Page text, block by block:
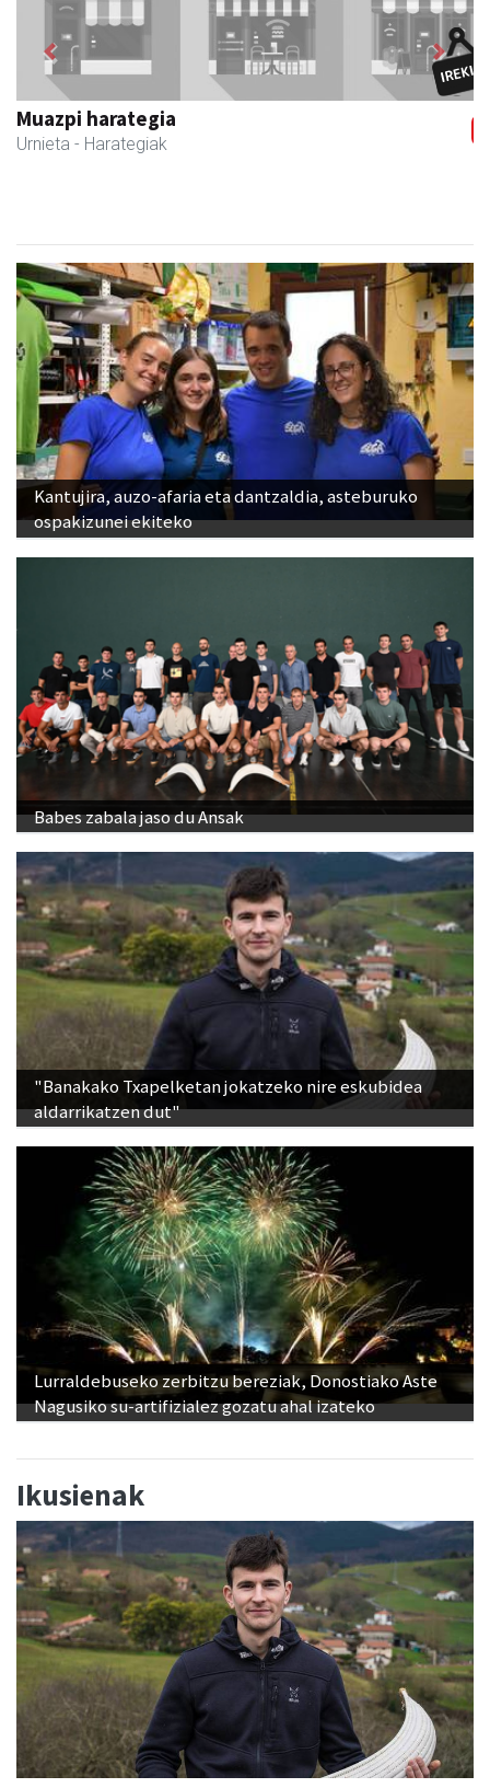
Muazpi harategia
Urnieta - Harategiak
Previous Next
Kantujira, auzo-afaria eta dantzaldia, asteburuko
ospakizunei ekiteko
Babes zabala jaso du Ansak
"Banakako Txapelketan jokatzeko nire eskubidea
aldarrikatzen dut"
Lurraldebuseko zerbitzu bereziak, Donostiako Aste
Nagusiko su-artifizialez gozatu ahal izateko
Ikusienak